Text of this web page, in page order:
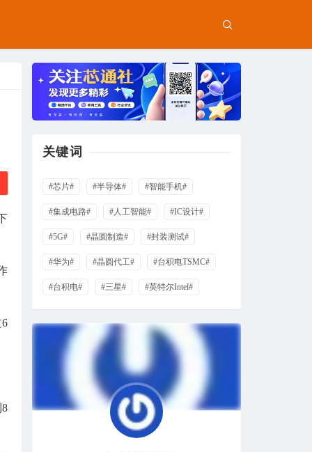
关键词
#芯片# #半导体# #智能手机#
#集成电路# #人工智能# #IC设计#
#5G# #晶圆制造# #封装测试#
#华为# #晶圆代工# #台积电TSMC#
#台积电# #三星# #英特尔Intel#